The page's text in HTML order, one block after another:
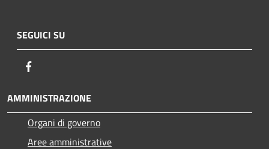
SEGUICI SU
AMMINISTRAZIONE
Organi di governo
Aree amministrative